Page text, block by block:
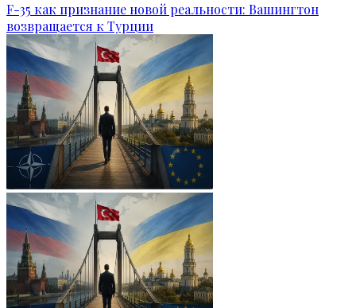
F-35 как признание новой реальности: Вашингтон
возвращается к Турции